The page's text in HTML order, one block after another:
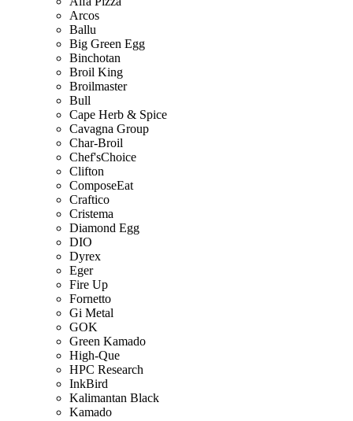
Arcos
Ballu
Big Green Egg
Binchotan
Broil King
Broilmaster
Bull
Cape Herb & Spice
Cavagna Group
Char-Broil
Chef'sChoice
Clifton
ComposeEat
Craftico
Cristema
Diamond Egg
DIO
Dyrex
Eger
Fire Up
Fornetto
Gi Metal
GOK
Green Kamado
High-Que
HPC Research
InkBird
Kalimantan Black
Kamado